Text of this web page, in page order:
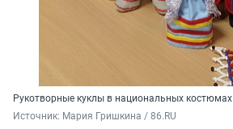
Рукотворные куклы в национальных костюмах
Источник: Мария Гришкина / 86.RU